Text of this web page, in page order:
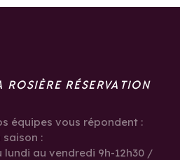
ROSIÈRE RÉSERVATION
équipes vous répondent :
saison :
lundi au vendredi 9h-12h30 /